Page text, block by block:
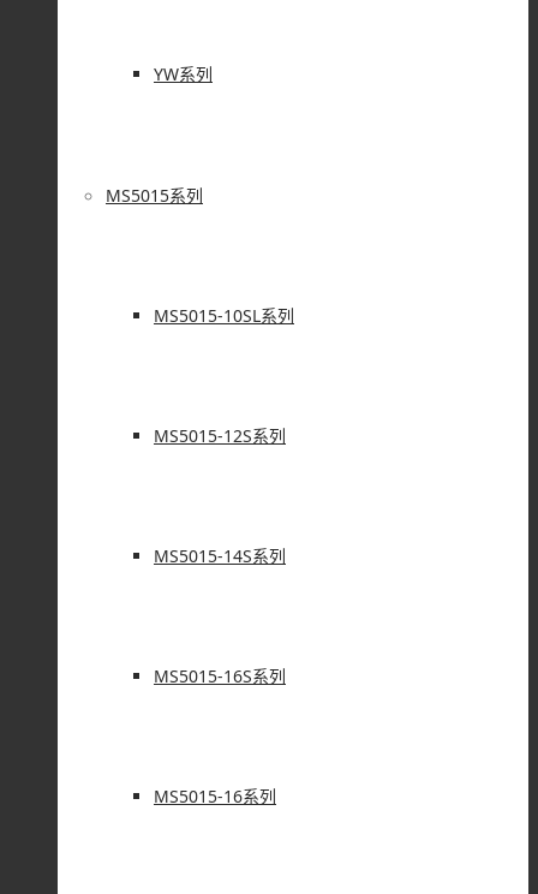
YW系列
MS5015系列
MS5015-10SL系列
MS5015-12S系列
MS5015-14S系列
MS5015-16S系列
MS5015-16系列